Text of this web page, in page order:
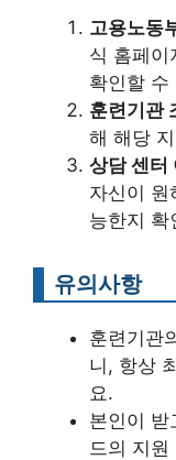
고용노동
식 홈페이
확인할 수
훈련기관
해 해당
상담 센터
자신이 원
능한지 확
유의사항
훈련기관
니, 항상
요.
본인이 받
드의 지